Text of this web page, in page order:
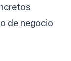
de negocio